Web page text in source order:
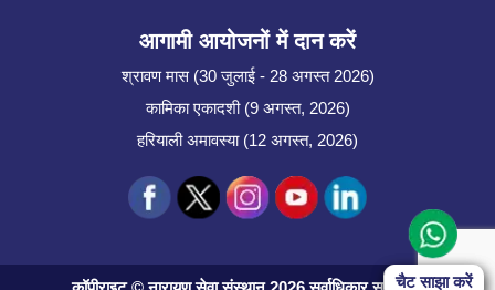
Start Chat
चैट साझा करें
आगामी आयोजनों में दान करें
श्रावण मास (30 जुलाई - 28 अगस्त 2026)
कामिका एकादशी (9 अगस्त, 2026)
हरियाली अमावस्या (12 अगस्त, 2026)